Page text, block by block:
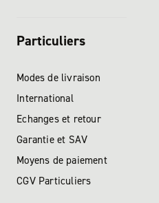
Particuliers
Modes de livraison
International
Echanges et retour
Garantie et SAV
Moyens de paiement
CGV Particuliers